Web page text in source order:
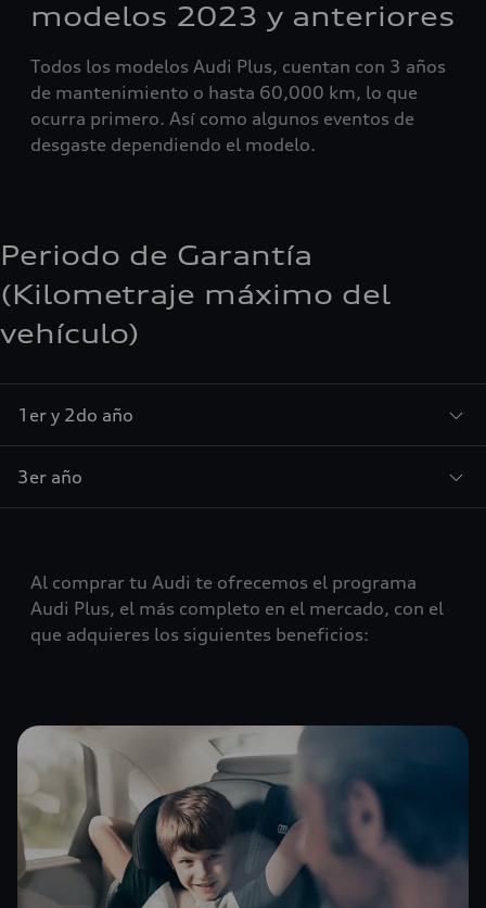
modelos 2023 y anteriores
Todos los modelos Audi Plus, cuentan con 3 años
de mantenimiento o hasta 60,000 km, lo que
ocurra primero. Así como algunos eventos de
desgaste dependiendo el modelo.
Periodo de Garantía
(Kilometraje máximo del
vehículo)
1er y 2do año
3er año
Al comprar tu Audi te ofrecemos el programa
Audi Plus, el más completo en el mercado, con el
que adquieres los siguientes beneficios: